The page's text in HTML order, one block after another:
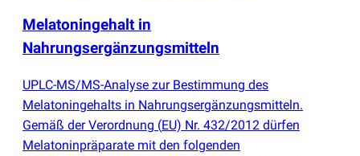
Melatoningehalt in
Nahrungsergänzungsmitteln
UPLC-MS/MS-Analyse zur Bestimmung des
Melatoningehalts in Nahrungsergänzungsmitteln.
Gemäß der Verordnung (EU) Nr. 432/2012 dürfen
Melatoninpräparate mit den folgenden